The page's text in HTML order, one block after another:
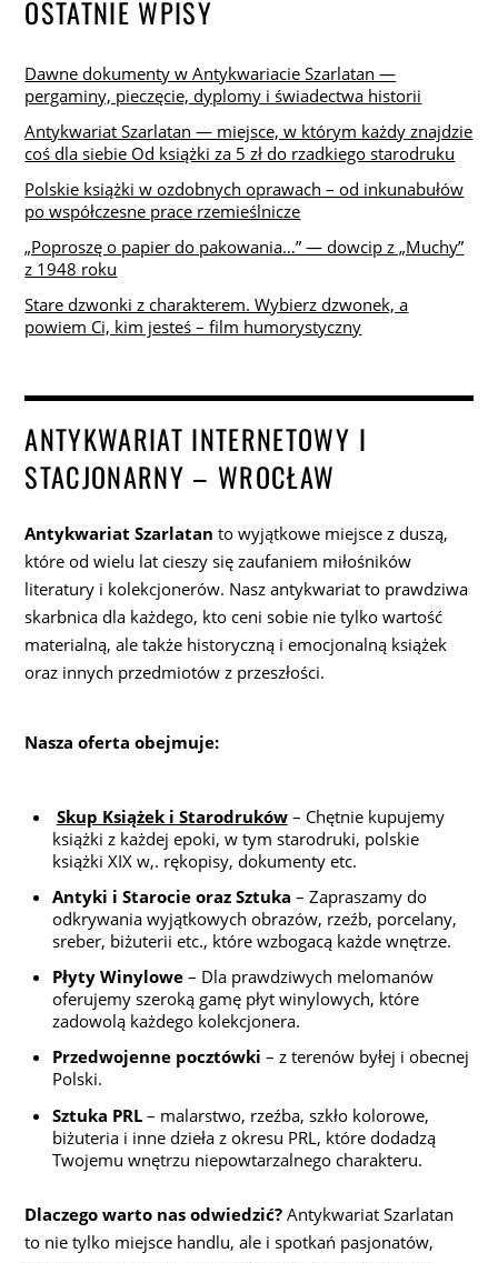
OSTATNIE WPISY
Dawne dokumenty w Antykwariacie Szarlatan —
pergaminy, pieczęcie, dyplomy i świadectwa historii
Antykwariat Szarlatan — miejsce, w którym każdy znajdzie
coś dla siebie Od książki za 5 zł do rzadkiego starodruku
Polskie książki w ozdobnych oprawach – od inkunabułów
po współczesne prace rzemieślnicze
„Poproszę o papier do pakowania…” — dowcip z „Muchy”
z 1948 roku
Stare dzwonki z charakterem. Wybierz dzwonek, a
powiem Ci, kim jesteś – film humorystyczny
ANTYKWARIAT INTERNETOWY I
STACJONARNY – WROCŁAW
Antykwariat Szarlatan to wyjątkowe miejsce z duszą,
które od wielu lat cieszy się zaufaniem miłośników
literatury i kolekcjonerów. Nasz antykwariat to prawdziwa
skarbnica dla każdego, kto ceni sobie nie tylko wartość
materialną, ale także historyczną i emocjonalną książek
oraz innych przedmiotów z przeszłości.
Nasza oferta obejmuje:
Skup Książek i Starodruków– Chętnie kupujemy
książki z każdej epoki, w tym starodruki, polskie
książki XIX w,. rękopisy, dokumenty etc.
Antyki i Starocie oraz Sztuka – Zapraszamy do
odkrywania wyjątkowych obrazów, rzeźb, porcelany,
sreber, biżuterii etc., które wzbogacą każde wnętrze.
Płyty Winylowe– Dla prawdziwych melomanów
oferujemy szeroką gamę płyt winylowych, które
zadowolą każdego kolekcjonera.
Przedwojenne pocztówki – z terenów byłej i obecnej
Polski.
Sztuka PRL– malarstwo, rzeźba, szkło kolorowe,
biżuteria i inne dzieła z okresu PRL, które dodadzą
Twojemu wnętrzu niepowtarzalnego charakteru.
Dlaczego warto nas odwiedzić? Antykwariat Szarlatan
to nie tylko miejsce handlu, ale i spotkań pasjonatów,